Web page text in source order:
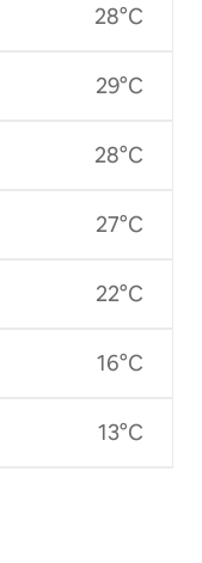
28°C
29°C
28°C
27°C
22°C
16°C
13°C